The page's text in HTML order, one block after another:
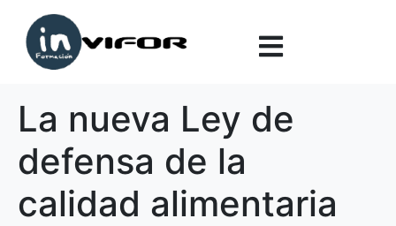
La nueva Ley de
defensa de la
calidad alimentaria